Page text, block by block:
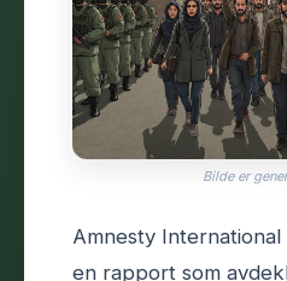
Bilde er
Amnesty
en rapport som